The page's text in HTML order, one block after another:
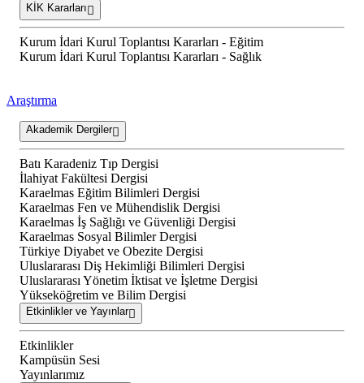
KİK Kararları
Kurum İdari Kurul Toplantısı Kararları - Eğitim
Kurum İdari Kurul Toplantısı Kararları - Sağlık
Araştırma
Akademik Dergiler
Batı Karadeniz Tıp Dergisi
İlahiyat Fakültesi Dergisi
Karaelmas Eğitim Bilimleri Dergisi
Karaelmas Fen ve Mühendislik Dergisi
Karaelmas İş Sağlığı ve Güvenliği Dergisi
Karaelmas Sosyal Bilimler Dergisi
Türkiye Diyabet ve Obezite Dergisi
Uluslararası Diş Hekimliği Bilimleri Dergisi
Uluslararası Yönetim İktisat ve İşletme Dergisi
Yükseköğretim ve Bilim Dergisi
Etkinlikler ve Yayınlar
Etkinlikler
Kampüsün Sesi
Yayınlarımız